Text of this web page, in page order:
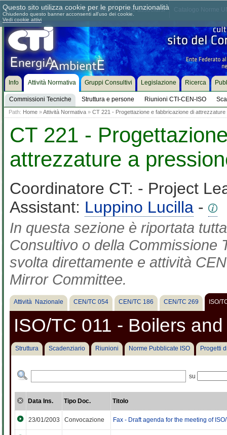
Chi siamo Dove siamo Contattaci Come associarsi
Info Attività Normativa
Commissioni Tecniche Struttura e persone Riunioni CTI-CEN-ISO
Gruppi Consultivi Legislazione Ricerca
Path: Home »Attività Normativa » CT 221 - Progettazione e fabbricazione di
CT 221 -
attrezzature a
Coordinatore CT: - Project
Assistant: Luppino Lucilla -
In questa sezione è riportata
Consultivo o della Commissione
svolta direttamente e attività
Mirror Committee.
Attività Nazionale CEN/TC 054 CEN/TC 186 CEN/TC 269 ISO/
ISO/TC 011 - Boilers
Struttura Scadenziario Riunioni Norme Pubblicate ISO Progetti
su
Data Ins. Tipo Doc. Titolo
23/01/2003 Convocazione Fax - Draft agenda for the meeting of
Questo sito utilizza cookie per le proprie funzionalità
Chiudendo questo banner acconsenti all'uso dei cookie.
Vedi cookie attivi